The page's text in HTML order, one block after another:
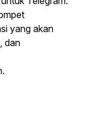
yang akan
dan